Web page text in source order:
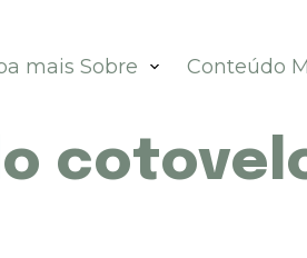
mais Sobre Conteúdo